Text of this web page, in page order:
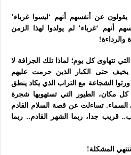
عن أنفسهم أنهم ‘ليسوا غرباء’
أنهم ‘غرباء’ لم يولدوا لهذا الزمن
والرداءة!
تتهاوى كل يوم؛ لماذا تلك الجرافة لا
حتى الكبار الذين حرمت عليهم
الشجاعة مع التراب الذي يكاد ينطق
مكان، الطيور التي تستهويها شجرة
السماء. تساءلت عن قصة السلام القادم
قريب جدا، ربما الشهر القادم.. ربما
المشكلة!